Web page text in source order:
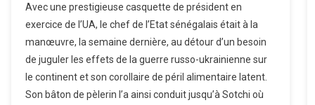
Avec une prestigieuse casquette de président en
exercice de l’UA, le chef de l’Etat sénégalais était à la
manœuvre, la semaine dernière, au détour d’un besoin
de juguler les effets de la guerre russo-ukrainienne sur
le continent et son corollaire de péril alimentaire latent.
Son bâton de pèlerin l’a ainsi conduit jusqu’à Sotchi où